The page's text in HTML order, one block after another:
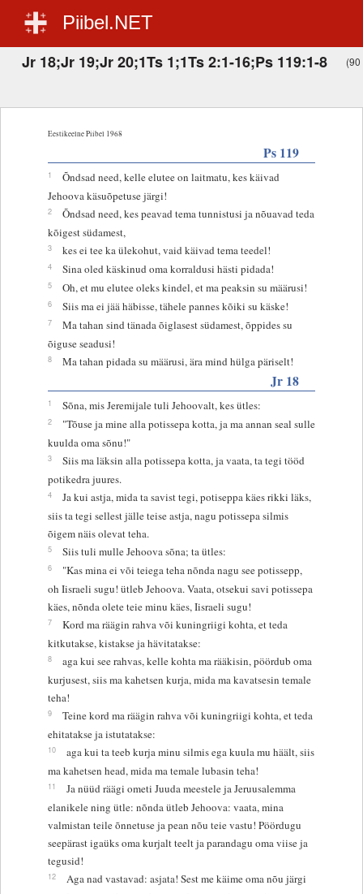
Piibel.NET
Jr 18;Jr 19;Jr 20;1Ts 1;1Ts 2:1-16;Ps 119:1-8 (90
Eestikeelne Piibel 1968
Ps 119
1
Õndsad need, kelle elutee on laitmatu, kes käivad
Jehoova käsuõpetuse järgi!
2
Õndsad need, kes peavad tema tunnistusi ja nõuavad teda
kõigest südamest,
3 kes ei tee ka ülekohut, vaid käivad tema teedel!
4 Sina oled käskinud oma korraldusi hästi pidada!
5 Oh, et mu elutee oleks kindel, et ma peaksin su määrusi!
6 Siis ma ei jää häbisse, tähele pannes kõiki su käske!
7
Ma tahan sind tänada õiglasest südamest, õppides su
õiguse seadusi!
8 Ma tahan pidada su määrusi, ära mind hülga päriselt!
Jr 18
1 Sõna, mis Jeremijale tuli Jehoovalt, kes ütles:
2
"Tõuse ja mine alla potissepa kotta, ja ma annan seal sulle
kuulda oma sõnu!"
3
Siis ma läksin alla potissepa kotta, ja vaata, ta tegi tööd
potikedra juures.
4
Ja kui astja, mida ta savist tegi, potiseppa käes rikki läks,
siis ta tegi sellest jälle teise astja, nagu potissepa silmis
õigem näis olevat teha.
5 Siis tuli mulle Jehoova sõna; ta ütles:
6
"Kas mina ei või teiega teha nõnda nagu see potissepp,
oh Iisraeli sugu! ütleb Jehoova. Vaata, otsekui savi potissepa
käes, nõnda olete teie minu käes, Iisraeli sugu!
7
Kord ma räägin rahva või kuningriigi kohta, et teda
kitkutakse, kistakse ja hävitatakse:
8
aga kui see rahvas, kelle kohta ma rääkisin, pöördub oma
kurjusest, siis ma kahetsen kurja, mida ma kavatsesin temale
teha!
9
Teine kord ma räägin rahva või kuningriigi kohta, et teda
ehitatakse ja istutatakse:
10
aga kui ta teeb kurja minu silmis ega kuula mu häält, siis
ma kahetsen head, mida ma temale lubasin teha!
11
Ja nüüd räägi ometi Juuda meestele ja Jeruusalemma
elanikele ning ütle: nõnda ütleb Jehoova: vaata, mina
valmistan teile õnnetuse ja pean nõu teie vastu! Pöördugu
seepärast igaüks oma kurjalt teelt ja parandagu oma viise ja
tegusid!
12
Aga nad vastavad: asjata! Sest me käime oma nõu järgi